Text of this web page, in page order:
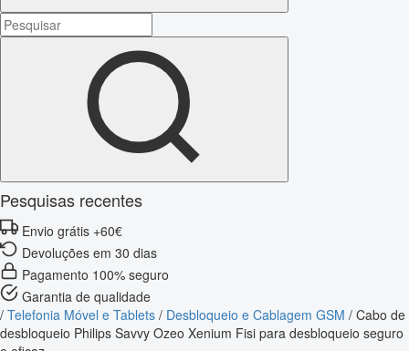
Pesquisas recentes
Envio grátis +60€
Devoluções em 30 dias
Pagamento 100% seguro
Garantia de qualidade
/ Telefonia Móvel e Tablets / Desbloqueio e Cablagem GSM / Cabo de
desbloqueio Philips Savvy Ozeo Xenium Fisi para desbloqueio seguro